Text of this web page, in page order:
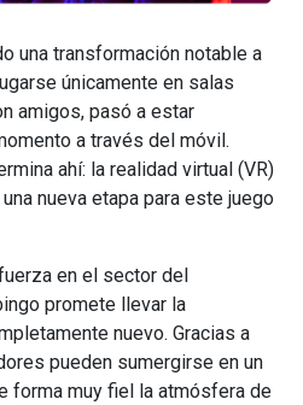
una transformación notable a
únicamente en salas
amigos, pasó a estar
a través del móvil.
ahí: la realidad virtual (VR)
nueva etapa para este juego
en el sector del
promete llevar la
nuevo. Gracias a
pueden sumergirse en un
forma muy fiel la atmósfera de